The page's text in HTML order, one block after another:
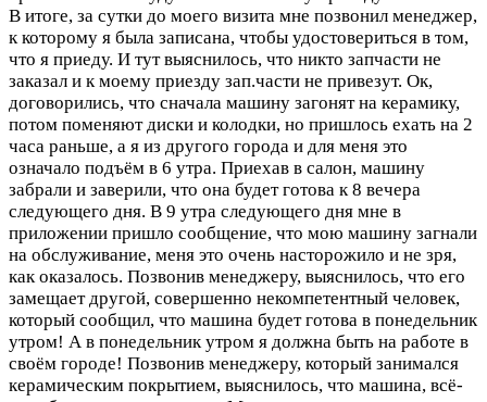
В итоге, за сутки до моего визита мне позвонил менеджер,
к которому я была записана, чтобы удостовериться в том,
что я приеду. И тут выяснилось, что никто запчасти не
заказал и к моему приезду зап.части не привезут. Ок,
договорились, что сначала машину загонят на керамику,
потом поменяют диски и колодки, но пришлось ехать на 2
часа раньше, а я из другого города и для меня это
означало подъём в 6 утра. Приехав в салон, машину
забрали и заверили, что она будет готова к 8 вечера
следующего дня. В 9 утра следующего дня мне в
приложении пришло сообщение, что мою машину загнали
на обслуживание, меня это очень насторожило и не зря,
как оказалось. Позвонив менеджеру, выяснилось, что его
замещает другой, совершенно некомпетентный человек,
который сообщил, что машина будет готова в понедельник
утром! А в понедельник утром я должна быть на работе в
своём городе! Позвонив менеджеру, который занимался
керамическим покрытием, выяснилось, что машина, всё-